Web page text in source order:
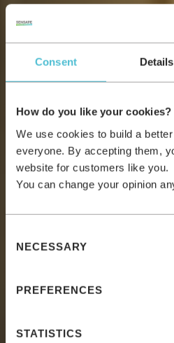
Consent Details
How do you like your cookies?
We use cookies to build a
everyone. By accepting them,
website for customers like you.
You can change your opinion
Selection
NECESSARY
PREFERENCES
STATISTICS